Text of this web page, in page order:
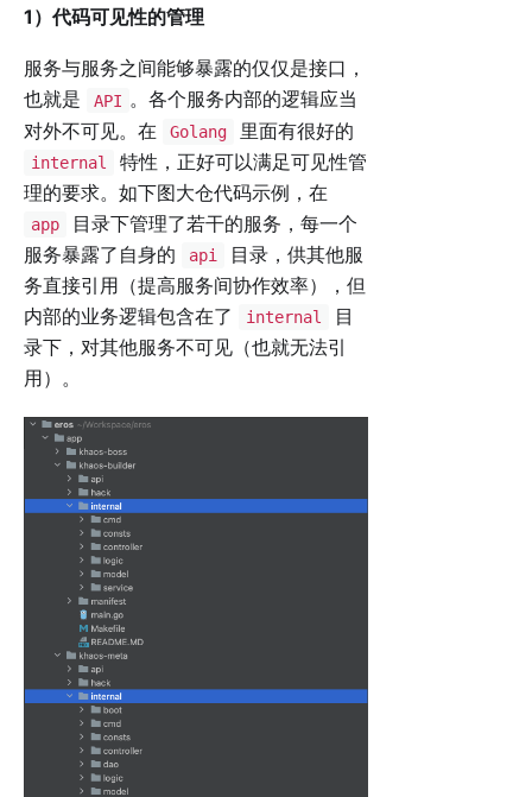
1）代码可见性的管理
服务与服务之间能够暴露的仅仅是接口，
也就是
API 。各个服务内部的逻辑应当
对外不可见。在
Golang 里面有很好的
internal
特性，正好可以满足可见性管
理的要求。如下图大仓代码示例，在
app
目录下管理了若干的服务，每一个
服务暴露了自身的
api
目录，供其他服
务直接引用（提高服务间协作效率），但
内部的业务逻辑包含在了
internal
目
录下，对其他服务不可见（也就无法引
用）。